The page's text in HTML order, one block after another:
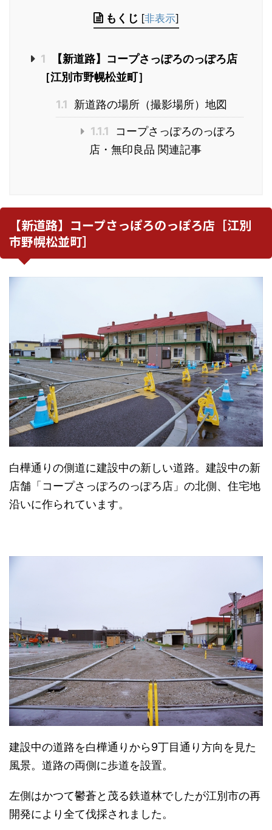
もくじ [非表示]
1
【新道路】コープさっぽろのっぽろ店
［江別市野幌松並町］
1.1 新道路の場所（撮影場所）地図
1.1.1
コープさっぽろのっぽろ
店・無印良品 関連記事
【新道路】コープさっぽろのっぽろ店［江別
市野幌松並町］
白樺通りの側道に建設中の新しい道路。建設中の新
店舗「コープさっぽろのっぽろ店」の北側、住宅地
沿いに作られています。
建設中の道路を白樺通りから9丁目通り方向を見た
風景。道路の両側に歩道を設置。
左側はかつて鬱蒼と茂る鉄道林でしたが江別市の再
開発により全て伐採されました。